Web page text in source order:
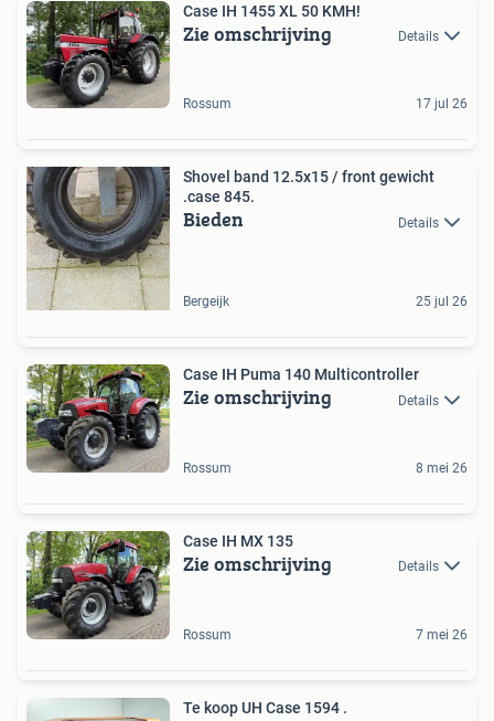
Case IH 1455 XL 50 KMH!
Zie omschrijving Details
Rossum 17 jul 26
Shovel band 12.5x15 / front gewicht
.case 845.
Bieden Details
Bergeijk 25 jul 26
Case IH Puma 140 Multicontroller
Zie omschrijving Details
Rossum 8 mei 26
Case IH MX 135
Zie omschrijving Details
Rossum 7 mei 26
Te koop UH Case 1594 .